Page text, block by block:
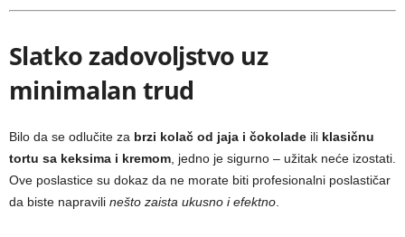
Slatko zadovoljstvo uz
minimalan trud
Bilo da se odlučite za brzi kolač od jaja i čokolade ili klasičnu
tortu sa keksima i kremom, jedno je sigurno – užitak neće izostati.
Ove poslastice su dokaz da ne morate biti profesionalni poslastičar
da biste napravili nešto zaista ukusno i efektno.